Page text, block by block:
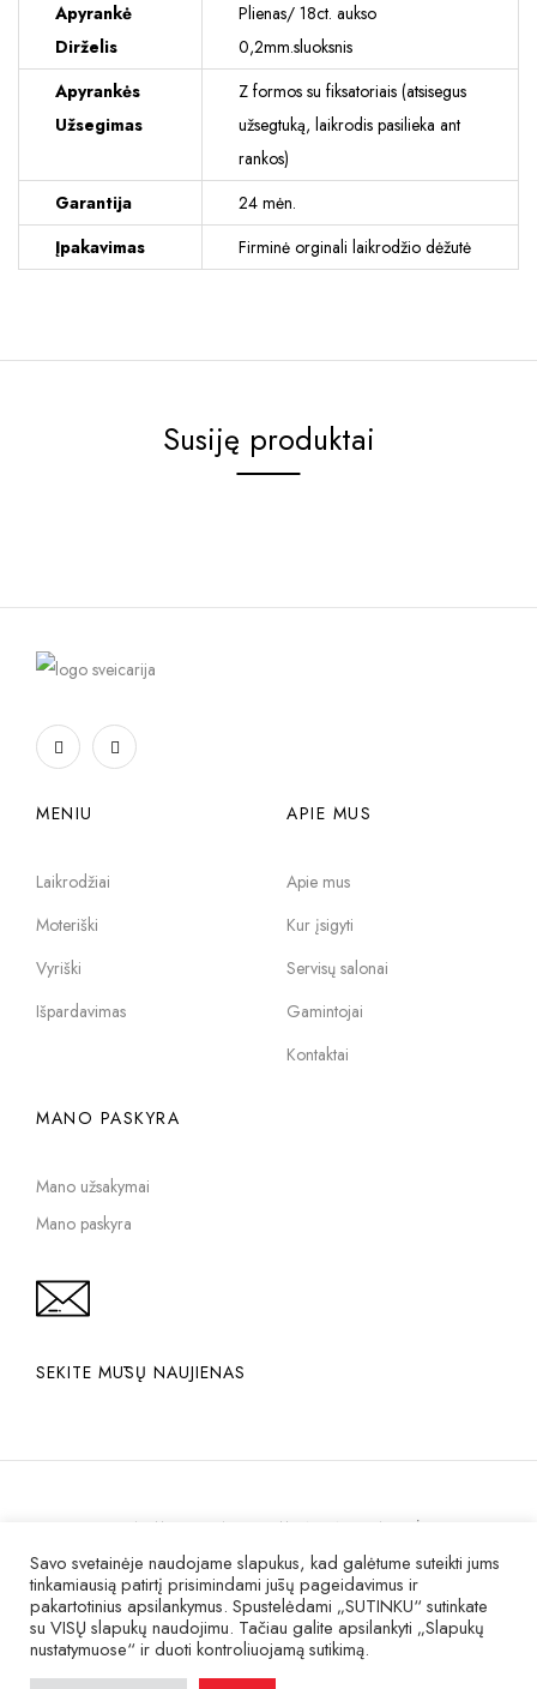
Apyrankė
Dirželis
Plienas/ 18ct. aukso
0,2mm.sluoksnis
Apyrankės
Užsegimas
Z formos su fiksatoriais (atsisegus
užsegtuką, laikrodis pasilieka ant
rankos)
Garantija
24 mėn.
Įpakavimas
Firminė orginali laikrodžio dėžutė
Susiję produktai
MENIU
Laikrodžiai
Moteriški
Vyriški
Išpardavimas
APIE MUS
Apie mus
Kur įsigyti
Servisų salonai
Gamintojai
Kontaktai
MANO PASKYRA
Mano užsakymai
Mano paskyra
SEKITE MŪSŲ NAUJIENAS
© 2007 – 2025 Visos teisės saugomos
PRIVATUMO POLITIKA
PIRKIMO INTERNETU TAISYKLĖS
KOKYBĖ IR GARANTIJA
Savo svetainėje naudojame slapukus, kad galėtume suteikti jums
tinkamiausią patirtį prisimindami jūsų pageidavimus ir
pakartotinius apsilankymus. Spustelėdami „SUTINKU“ sutinkate
su VISŲ slapukų naudojimu. Tačiau galite apsilankyti „Slapukų
nustatymuose“ ir duoti kontroliuojamą sutikimą.